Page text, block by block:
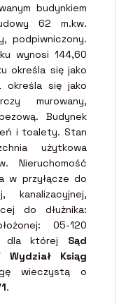
budynkiem
62 m.kw.
podpiwniczony.
wynosi 144,60
określa się jako
określa się jako
murowany,
Budynek
i toalety. Stan
użytkowa
Nieruchomość
w przyłącze do
kanalizacyjnej,
do dłużnika:
05-120
dla której Sąd
Wydział Ksiąg
wieczystą o
.